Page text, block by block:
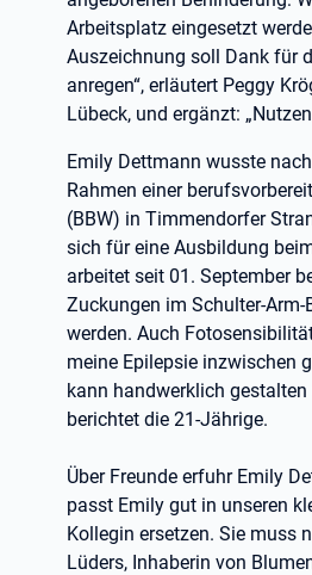
Arbeitsplatz eingesetzt
Auszeichnung soll Dank für
anregen“, erläutert Peggy
Lübeck, und ergänzt:
Emily Dettmann wusste
Rahmen einer
(BBW) in Timmendorfer
sich für eine Ausbildung
arbeitet seit 01. September
Zuckungen im Schulter-
werden. Auch
meine Epilepsie inzwischen
kann handwerklich
berichtet die 21-Jährige.
Über Freunde erfuhr Emily
passt Emily gut in unseren
Kollegin ersetzen. Sie muss
Lüders, Inhaberin von